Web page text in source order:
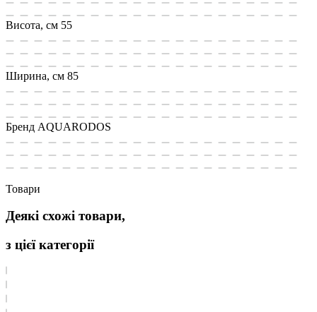
Висота, см 55
Ширина, см 85
Бренд AQUARODOS
Товари
Деякі схожі товари,
з цієї категорії